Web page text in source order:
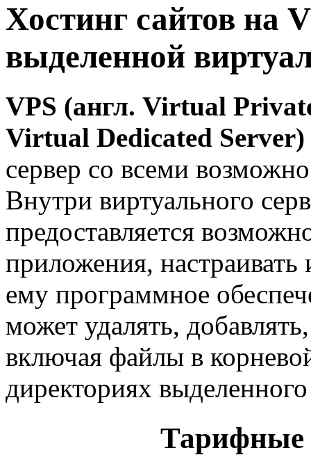
Хостинг сайтов на
выделенной
VPS (англ. Virtual
Virtual Dedicated Server)
сервер со всеми
Внутри виртуального
предоставляется
приложения,
ему программное
может удалять,
включая файлы в
директориях
Тарифные